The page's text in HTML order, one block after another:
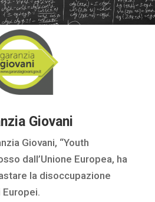
Giovani
Giovani, “Youth
dall’Unione Europea, ha
la disoccupazione